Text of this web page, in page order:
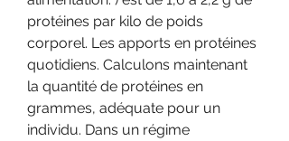
protéines par kilo de poids
corporel. Les apports en protéines
quotidiens. Calculons maintenant
la quantité de protéines en
grammes, adéquate pour un
individu. Dans un régime